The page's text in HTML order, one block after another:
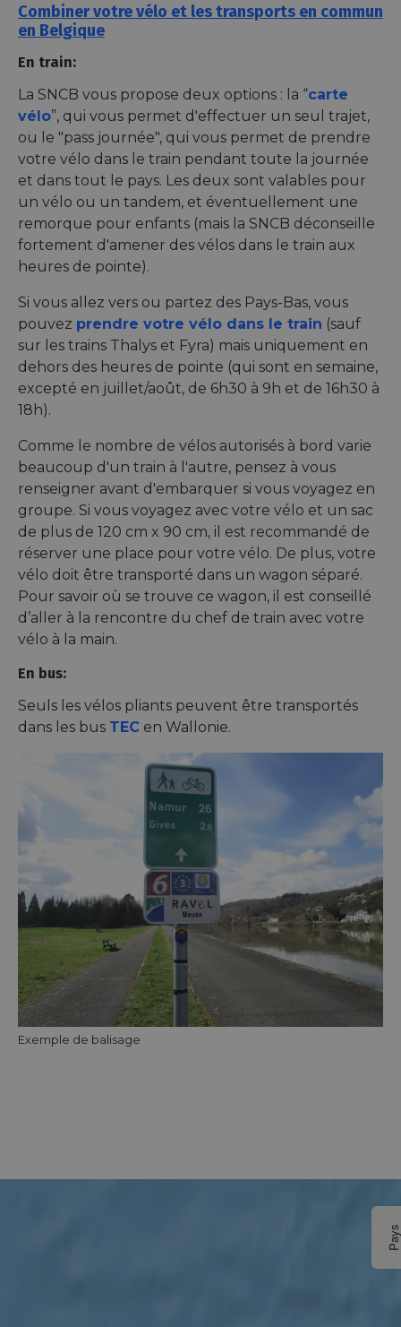
Combiner votre vélo et les transports en commun
en Belgique
En train:
La SNCB vous propose deux options : la “carte
vélo”, qui vous permet d'effectuer un seul trajet,
ou le "pass journée", qui vous permet de prendre
votre vélo dans le train pendant toute la journée
et dans tout le pays. Les deux sont valables pour
un vélo ou un tandem, et éventuellement une
remorque pour enfants (mais la SNCB déconseille
fortement d'amener des vélos dans le train aux
heures de pointe).
Si vous allez vers ou partez des Pays-Bas, vous
pouvez prendre votre vélo dans le train (sauf
sur les trains Thalys et Fyra) mais uniquement en
dehors des heures de pointe (qui sont en semaine,
excepté en juillet/août, de 6h30 à 9h et de 16h30 à
18h).
Comme le nombre de vélos autorisés à bord varie
beaucoup d'un train à l'autre, pensez à vous
renseigner avant d'embarquer si vous voyagez en
groupe. Si vous voyagez avec votre vélo et un sac
de plus de 120 cm x 90 cm, il est recommandé de
réserver une place pour votre vélo. De plus, votre
vélo doit être transporté dans un wagon séparé.
Pour savoir où se trouve ce wagon, il est conseillé
d’aller à la rencontre du chef de train avec votre
vélo à la main.
En bus:
Seuls les vélos pliants peuvent être transportés
dans les bus TEC en Wallonie.
Exemple de balisage
Pays